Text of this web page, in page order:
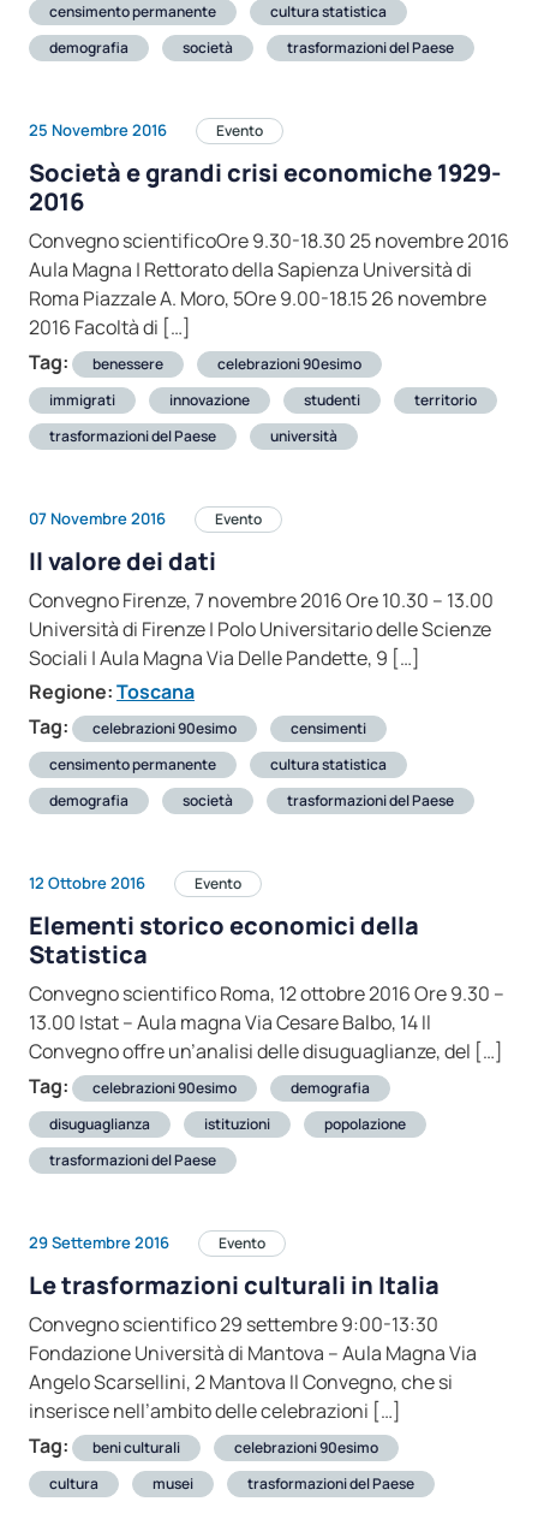
censimento permanente
cultura statistica
demografia
società trasformazioni del Paese
25 Novembre 2016 Evento
Società e grandi crisi economiche 1929-
2016
Convegno scientificoOre 9.30-18.30 25 novembre 2016
Aula Magna | Rettorato della Sapienza Università di
Roma Piazzale A. Moro, 5Ore 9.00-18.15 26 novembre
2016 Facoltà di […]
Tag:
benessere
celebrazioni 90esimo
immigrati
innovazione studenti
territorio
trasformazioni del Paese
università
07 Novembre 2016 Evento
Il valore dei dati
Convegno Firenze, 7 novembre 2016 Ore 10.30 – 13.00
Università di Firenze | Polo Universitario delle Scienze
Sociali | Aula Magna Via Delle Pandette, 9 […]
Regione:Toscana
Tag:
celebrazioni 90esimo
censimenti
censimento permanente
cultura statistica
demografia
società trasformazioni del Paese
12 Ottobre 2016 Evento
Elementi storico economici della
Statistica
Convegno scientifico Roma, 12 ottobre 2016 Ore 9.30 –
13.00 Istat – Aula magna Via Cesare Balbo, 14 Il
Convegno offre un’analisi delle disuguaglianze, del […]
Tag:
celebrazioni 90esimo
demografia
disuguaglianza
istituzioni
popolazione
trasformazioni del Paese
29 Settembre 2016 Evento
Le trasformazioni culturali in Italia
Convegno scientifico 29 settembre 9:00-13:30
Fondazione Università di Mantova – Aula Magna Via
Angelo Scarsellini, 2 Mantova Il Convegno, che si
inserisce nell’ambito delle celebrazioni […]
Tag:
beni culturali
celebrazioni 90esimo
cultura
musei trasformazioni del Paese